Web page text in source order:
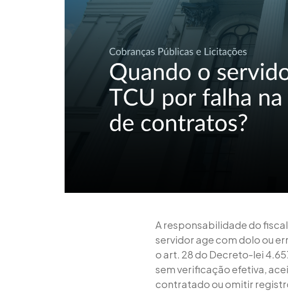
A responsabilidade do
servidor age com dolo ou
o art. 28 do Decreto-lei
sem verificação efetiva,
contratado ou omitir